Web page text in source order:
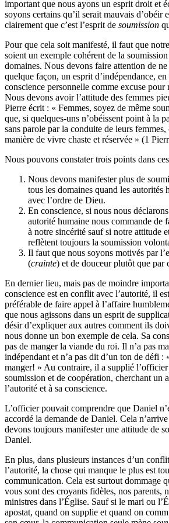
important que nous ayons un esprit droit et
soyons certains qu’il serait mauvais d’obéir
clairement que c’est l’esprit de soumission
Pour que cela soit manifesté, il faut que
soient un exemple cohérent de la
domaines. Nous devons faire attention de
quelque façon, un esprit d’indépendance,
conscience personnelle comme excuse pour
Nous devons avoir l’attitude des femmes
Pierre écrit : « Femmes, soyez de même
que, si quelques-uns n’obéissent point à la
sans parole par la conduite de leurs
manière de vivre chaste et réservée » (1
Nous pouvons constater trois points dans
Nous devons manifester plus de
tous les domaines quand les autorités
avec l’ordre de Dieu.
En conscience, si nous nous
autorité humaine nous commande de
à notre sincérité sauf si notre attitude
reflètent toujours la soumission
Il faut que nous soyons motivés par
(crainte) et de douceur plutôt que par
En dernier lieu, mais pas de moindre
conscience est en conflit avec l’autorité, il
préférable de faire appel à l’affaire
que nous agissons dans un esprit de
désir d’expliquer aux autres comment ils
nous donne un bon exemple de cela. Sa
pas de manger la viande du roi. Il n’a pas
indépendant et n’a pas dit d’un ton de défi :
manger! » Au contraire, il a supplié
soumission et de coopération, cherchant un
l’autorité et à sa conscience.
L’officier pouvait comprendre que Daniel
accordé la demande de Daniel. Cela
devons toujours manifester une attitude de
Daniel.
En plus, dans plusieurs instances d’un
l’autorité, la chose qui manque le plus est
communication. Cela est surtout dommage
vous sont des croyants fidèles, nos parents,
ministres dans l’Église. Sauf si le mari ou
apostat, quand on supplie et quand on